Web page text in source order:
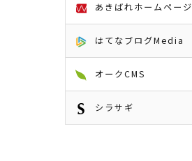
あきばれホームページ
はてなブログMedia
オークCMS
シラサギ